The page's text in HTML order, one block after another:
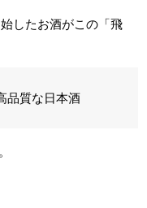
したお酒がこの「飛
品質な日本酒